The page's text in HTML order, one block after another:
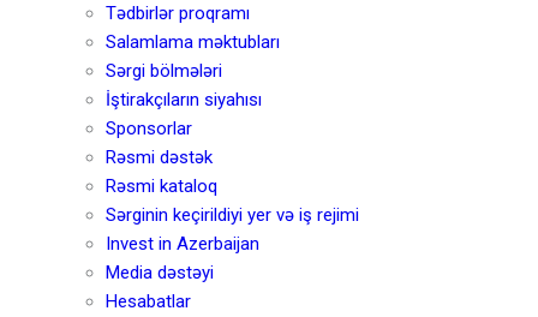
Tədbirlər proqramı
Salamlama məktubları
Sərgi bölmələri
İştirakçıların siyahısı
Sponsorlar
Rəsmi dəstək
Rəsmi kataloq
Sərginin keçirildiyi yer və iş rejimi
Invest in Azerbaijan
Media dəstəyi
Hesabatlar